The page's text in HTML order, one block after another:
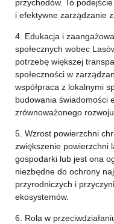
przychodów. To
i efektywne zarządzanie
4. Edukacja i
społecznych wobec
potrzebę większej
społeczności w
współpraca z lokalnymi
budowania świadomości
zrównoważonego
5. Wzrost powierzchni
zwiększenie powierzchni
gospodarki lub jest ona
niezbędne do ochrony
przyrodniczych i
ekosystemów.
6. Rola w